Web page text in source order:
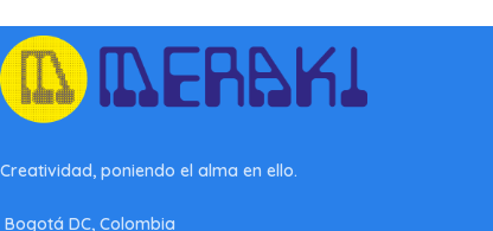
Creatividad, poniendo el alma en ello.
Bogotá DC, Colombia